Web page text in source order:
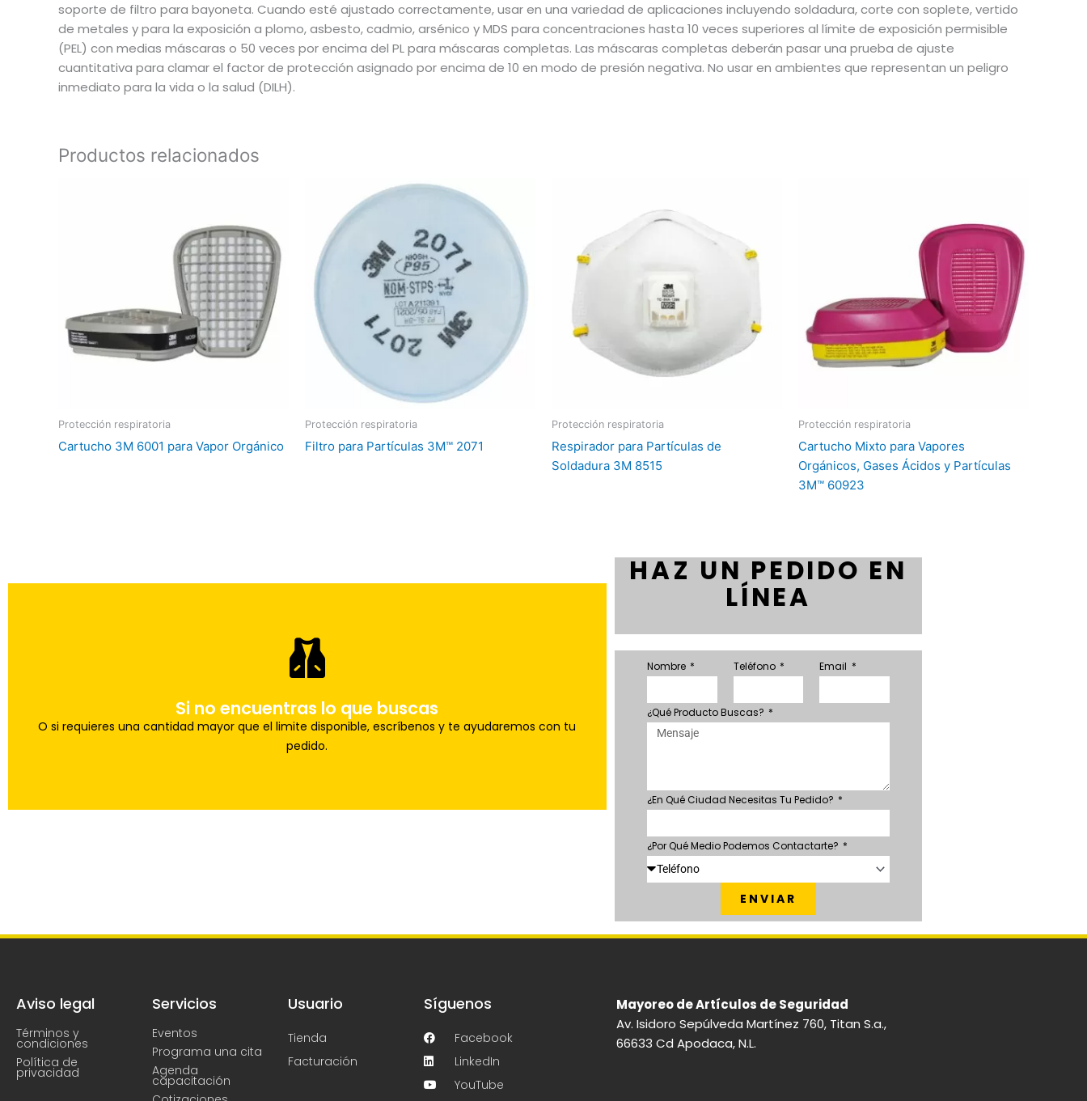
soporte de filtro para bayoneta. Cuando esté ajustado correctamente, usar en una variedad de aplicaciones incluyendo soldadura, corte con soplete, vertido
de metales y para la exposición a plomo, asbesto, cadmio, arsénico y MDS para concentraciones hasta 10 veces superiores al límite de exposición permisible
(PEL) con medias máscaras o 50 veces por encima del PL para máscaras completas. Las máscaras completas deberán pasar una prueba de ajuste
cuantitativa para clamar el factor de protección asignado por encima de 10 en modo de presión negativa. No usar en ambientes que representan un peligro
inmediato para la vida o la salud (DILH).
Productos relacionados
Protección respiratoria
Cartucho 3M 6001 para Vapor Orgánico
Protección respiratoria
Filtro para Partículas 3M™ 2071
Protección respiratoria
Respirador para Partículas de
Soldadura 3M 8515
Protección respiratoria
Cartucho Mixto para Vapores
Orgánicos, Gases Ácidos y Partículas
3M™ 60923
Si no encuentras lo que buscas
O si requieres una cantidad mayor que el limite disponible, escríbenos y te ayudaremos con tu
pedido.
Haz tu pedido
HAZ UN PEDIDO EN
LÍNEA
Nombre Teléfono Email
¿Qué Producto Buscas?
¿En Qué Ciudad Necesitas Tu Pedido?
¿Por Qué Medio Podemos Contactarte?
ENVIAR
Aviso legal
Términos y
condiciones
Política de
privacidad
Servicios
Eventos
Programa una cita
Agenda
capacitación
Usuario
Tienda
Facturación
Síguenos
Facebook
LinkedIn
YouTube
Mayoreo de Artículos de Seguridad
Av. Isidoro Sepúlveda Martínez 760, Titan S.a.,
66633 Cd Apodaca, N.L.